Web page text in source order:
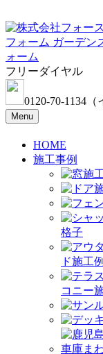
フリーダイヤル
0120-70-1134
Menu
HOME
施工事例
格子
ド施工例
コニー